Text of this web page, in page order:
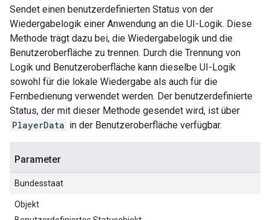
Sendet einen benutzerdefinierten Status von der
Wiedergabelogik einer Anwendung an die UI-Logik. Diese
Methode trägt dazu bei, die Wiedergabelogik und die
Benutzeroberfläche zu trennen. Durch die Trennung von
Logik und Benutzeroberfläche kann dieselbe UI-Logik
sowohl für die lokale Wiedergabe als auch für die
Fernbedienung verwendet werden. Der benutzerdefinierte
Status, der mit dieser Methode gesendet wird, ist über
PlayerData in der Benutzeroberfläche verfügbar.
Parameter
Bundesstaat
Objekt